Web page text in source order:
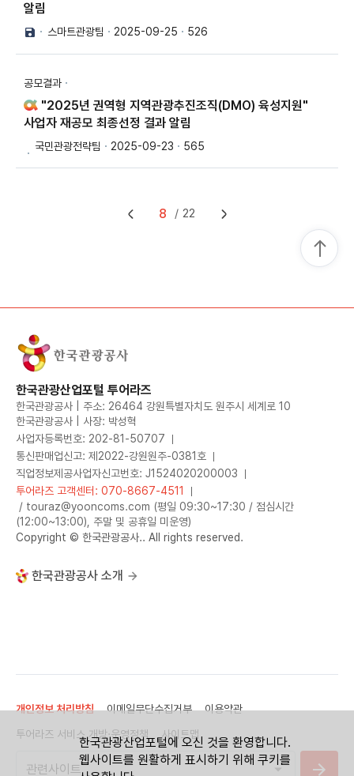
알림
스마트관광팀 2025-09-25 526
공모결과
"2025년 권역형 지역관광추진조직(DMO) 육성지원"
사업자 재공모 최종선정 결과 알림
국민관광전략팀 2025-09-23 565
8 22
한국관광산업포털 투어라즈
한국관광공사 | 주소: 26464 강원특별자치도 원주시 세계로 10
한국관광공사 | 사장: 박성혁
사업자등록번호: 202-81-50707
통신판매업신고: 제2022-강원원주-0381호
직업정보제공사업자신고번호: J1524020200003
투어라즈 고객센터: 070-8667-4511
/ touraz@yooncoms.com (평일 09:30~17:30 / 점심시간
(12:00~13:00), 주말 및 공휴일 미운영)
Copyright © 한국관광공사.. All rights reserved.
한국관광공사 소개
개인정보 처리방침 이메일무단수집거부
이용약관
투어라즈 서비스 개방·운영정책
사이트맵
한국관광산업포털에 오신 것을 환영합니다.
웹사이트를 원활하게 표시하기 위해 쿠키를